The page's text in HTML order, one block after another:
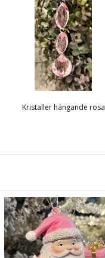
Kristaller hängande rosa